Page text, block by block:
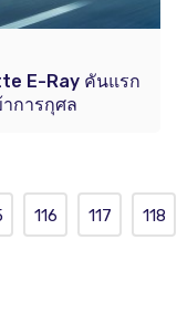
E-Ray คันแรก
าการกุศล
116 117 118